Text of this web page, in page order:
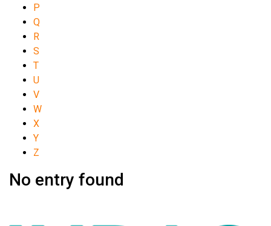
P
Q
R
S
T
U
V
W
X
Y
Z
No entry found